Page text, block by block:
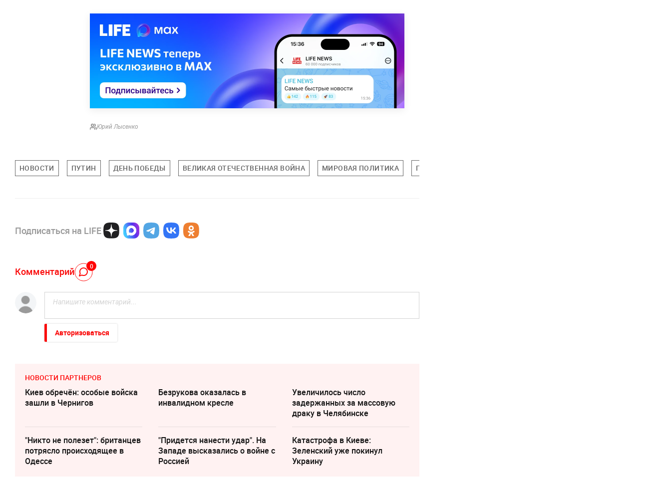
Юрий Лысенко
НОВОСТИ ПУТИН ДЕНЬ ПОБЕДЫ ВЕЛИКАЯ ОТЕЧЕСТВЕННАЯ ВОЙНА МИРОВАЯ ПОЛИТИКА ПОЛИТИКА
Подписаться на LIFE
Комментарий 0
Авторизоваться
НОВОСТИ ПАРТНЕРОВ
Киев обречён: особые войска
зашли в Чернигов
Безрукова оказалась в
инвалидном кресле
Увеличилось число
задержанных за массовую
драку в Челябинске
"Никто не полезет": британцев
потрясло происходящее в
Одессе
"Придется нанести удар". На
Западе высказались о войне с
Россией
Катастрофа в Киеве:
Зеленский уже покинул
Украину